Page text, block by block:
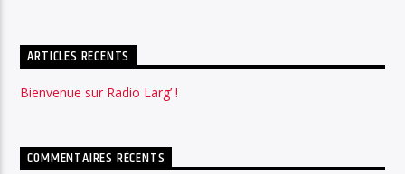
ARTICLES RÉCENTS
Bienvenue sur Radio Larg’ !
COMMENTAIRES RÉCENTS